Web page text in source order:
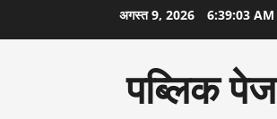
सामग्री
अगस्त 9, 2026 6:39:04 AM
पब्लिक पेज